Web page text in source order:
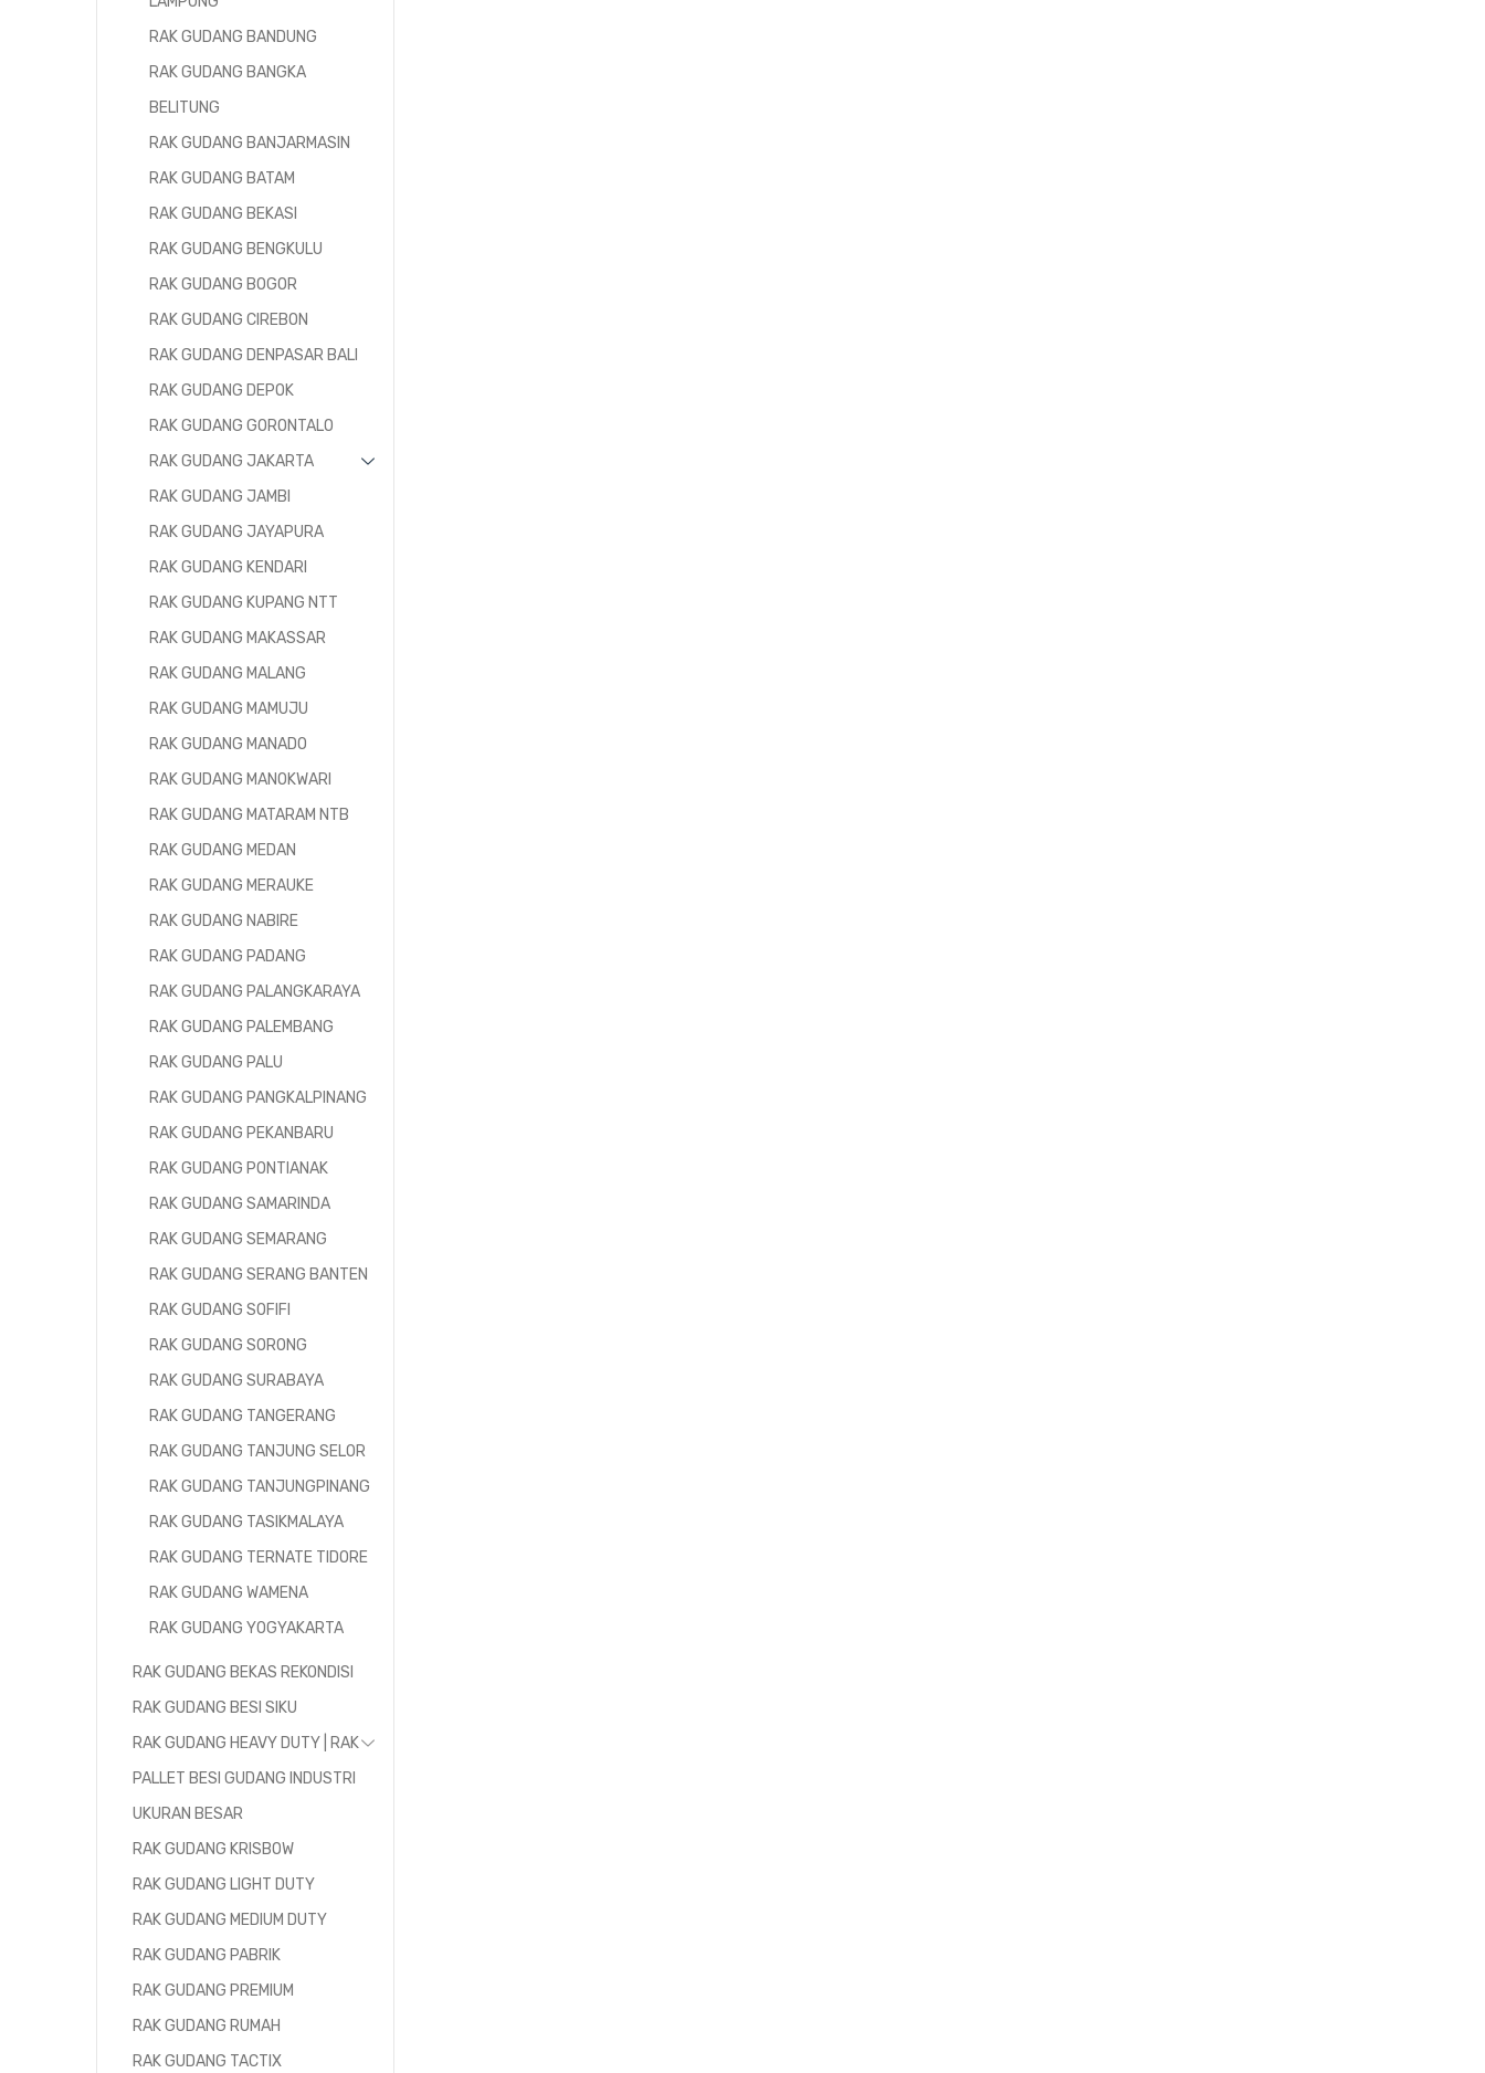
RAK GUDANG BANDUNG
RAK GUDANG BANGKA
BELITUNG
RAK GUDANG BANJARMASIN
RAK GUDANG BATAM
RAK GUDANG BEKASI
RAK GUDANG BENGKULU
RAK GUDANG BOGOR
RAK GUDANG CIREBON
RAK GUDANG DENPASAR BALI
RAK GUDANG DEPOK
RAK GUDANG GORONTALO
RAK GUDANG JAKARTA
RAK GUDANG JAMBI
RAK GUDANG JAYAPURA
RAK GUDANG KENDARI
RAK GUDANG KUPANG NTT
RAK GUDANG MAKASSAR
RAK GUDANG MALANG
RAK GUDANG MAMUJU
RAK GUDANG MANADO
RAK GUDANG MANOKWARI
RAK GUDANG MATARAM NTB
RAK GUDANG MEDAN
RAK GUDANG MERAUKE
RAK GUDANG NABIRE
RAK GUDANG PADANG
RAK GUDANG PALANGKARAYA
RAK GUDANG PALEMBANG
RAK GUDANG PALU
RAK GUDANG PANGKALPINANG
RAK GUDANG PEKANBARU
RAK GUDANG PONTIANAK
RAK GUDANG SAMARINDA
RAK GUDANG SEMARANG
RAK GUDANG SERANG BANTEN
RAK GUDANG SOFIFI
RAK GUDANG SORONG
RAK GUDANG SURABAYA
RAK GUDANG TANGERANG
RAK GUDANG TANJUNG SELOR
RAK GUDANG TANJUNGPINANG
RAK GUDANG TASIKMALAYA
RAK GUDANG TERNATE TIDORE
RAK GUDANG WAMENA
RAK GUDANG YOGYAKARTA
RAK GUDANG BEKAS REKONDISI
RAK GUDANG BESI SIKU
RAK GUDANG HEAVY DUTY | RAK
PALLET BESI GUDANG INDUSTRI
UKURAN BESAR
RAK GUDANG KRISBOW
RAK GUDANG LIGHT DUTY
RAK GUDANG MEDIUM DUTY
RAK GUDANG PABRIK
RAK GUDANG PREMIUM
RAK GUDANG RUMAH
RAK GUDANG TACTIX